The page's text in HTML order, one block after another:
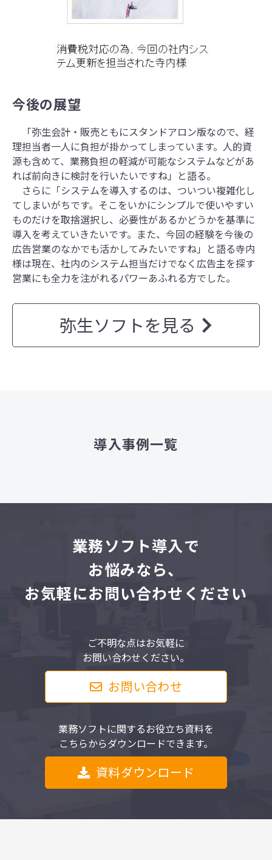
今後の展望
「弥生会計・販売ともにスタンドアロン版なので、経
理担当者一人に負担が掛かってしまっています。人的資
源も含めて、業務負担の軽減が可能なシステムなどがあ
れば前向きに検討を行いたいですね」と語る。
さらに「システムを導入するのは、ついつい複雑化し
てしまいがちです。そこをいかにシンプルで使いやすい
ものだけを取捨選択し、必要性があるかどうかを基準に
導入を考えていきたいです。また、今回の経験を今後の
広告営業のなかでも活かしてみたいですね」と語る寺内
様は現在、社内のシステム担当だけでなく広告主を探す
営業にも全力を注がれるパワーあふれる方でした。
弥生ソフトを見る
導入事例一覧
業務ソフト導入で
お悩みなら、
お気軽にお問い合わせください
ご不明な点はお気軽に
お問い合わせください。
お問い合わせ
業務ソフトに関するお役立ち資料を
こちらからダウンロードできます。
資料ダウンロード